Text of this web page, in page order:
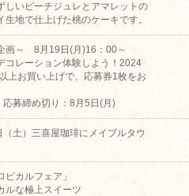
しいピーチジュレとアマレットの
地で仕上げた桃のケーキです。
画～ 8月19日(月)16：00～
コレーション体験しよう！2024
上お買い上げで、応募券1枚をお
募締め切り：8月5日(月)
（土）三喜屋珈琲にメイプルタウ
ピカルフェア」
ルな極上スイーツ